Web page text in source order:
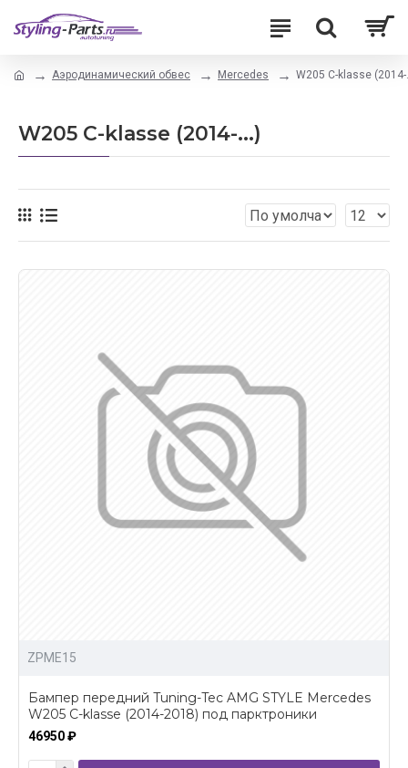
Аэродинамический обвес Mercedes W205 C-klasse (2014-
W205 C-klasse (2014-...)
ZPME15
Бампер передний Tuning-Tec AMG STYLE Mercedes
W205 C-klasse (2014-2018) под парктроники
46950 ₽